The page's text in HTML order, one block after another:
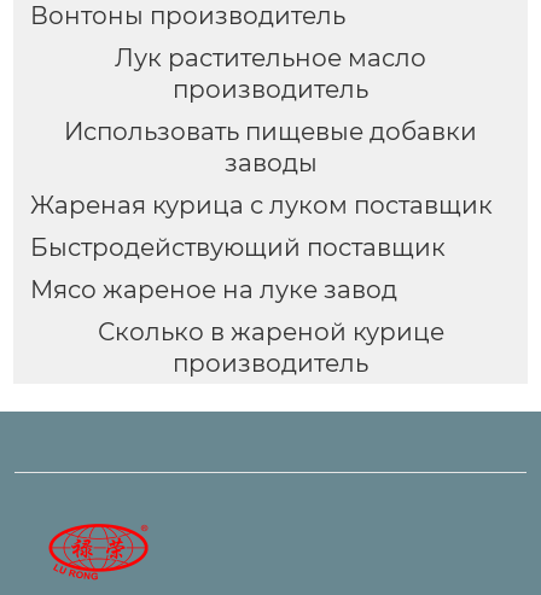
Вонтоны производитель
Лук растительное масло
производитель
Использовать пищевые добавки
заводы
Жареная курица с луком поставщик
Быстродействующий поставщик
Мясо жареное на луке завод
Сколько в жареной курице
производитель